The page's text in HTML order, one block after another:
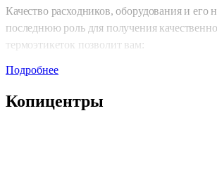
Качество расходников, оборудования и его
последнюю роль для получения
термоэтикеток позволит вам:
Получить 100% качественный, четкий
Получить тираж в максимально
Подробнее
Копицентры